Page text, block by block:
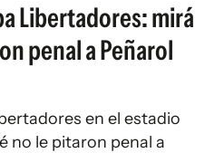
Libertadores: mirá
penal a Peñarol
en el estadio
no le pitaron penal a